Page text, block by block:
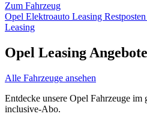
Zum Fahrzeug
Opel Elektroauto Leasing Restposten
Leasing
Opel Leasing Angebote
Alle Fahrzeuge ansehen
Entdecke unsere Opel Fahrzeuge
inclusive-Abo.